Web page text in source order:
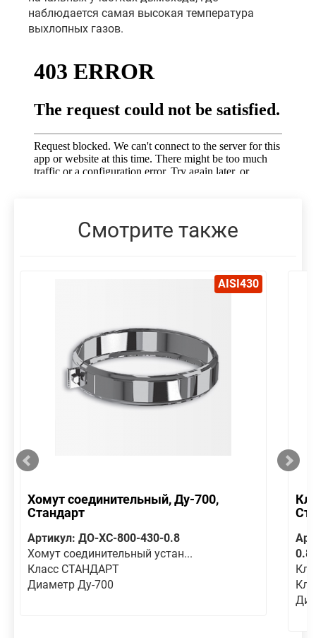
наблюдается самая высокая температура
выхлопных газов.
Смотрите также
AISI430
Хомут соединительный, Ду-700,
Стандарт
Артикул: ДО-ХС-800-430-0.8
Хомут соединительный устан...
Класс СТАНДАРТ
Диаметр Ду-700